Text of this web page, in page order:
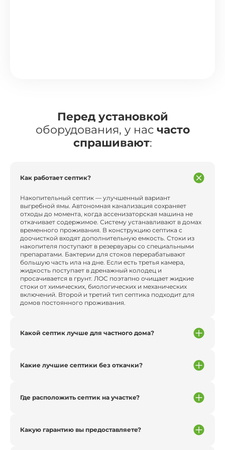
Перед установкой
оборудования, у нас часто
спрашивают:
Как работает септик?
Накопительный септик — улучшенный вариант
выгребной ямы. Автономная канализация сохраняет
отходы до момента, когда ассенизаторская машина не
откачивает содержимое. Систему устанавливают в домах
временного проживания. В конструкцию септика с
доочисткой входят дополнительную емкость. Стоки из
накопителя поступают в резервуары со специальными
препаратами. Бактерии для стоков перерабатывают
большую часть ила на дне. Если есть третья камера,
жидкость поступает в дренажный колодец и
просачивается в грунт. ЛОС поэтапно очищает жидкие
стоки от химических, биологических и механических
включений. Второй и третий тип септика подходит для
домов постоянного проживания.
Какой септик лучше для частного дома?
Какие лучшие септики без откачки?
Где расположить септик на участке?
Какую гарантию вы предоставляете?